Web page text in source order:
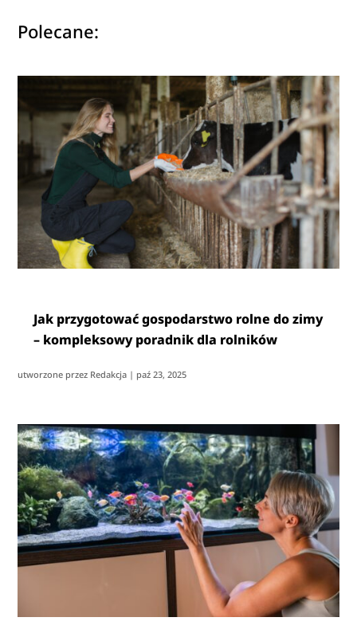
Polecane:
Jak przygotować gospodarstwo rolne do zimy
– kompleksowy poradnik dla rolników
utworzone przez Redakcja | paź 23, 2025